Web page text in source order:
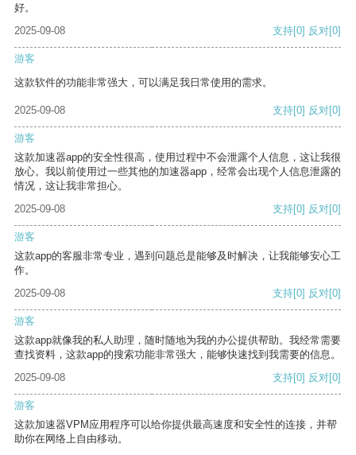
好。
2025-09-08
支持[0] 反对[0]
游客
这款软件的功能非常强大，可以满足我日常使用的需求。
2025-09-08 支持[0] 反对[0]
游客
这款加速器app的安全性很高，使用过程中不会泄露个人信息，这让我很
放心。我以前使用过一些其他的加速器app，经常会出现个人信息泄露的
情况，这让我非常担心。
2025-09-08
支持[0] 反对[0]
游客
这款app的客服非常专业，遇到问题总是能够及时解决，让我能够安心工
作。
2025-09-08
支持[0] 反对[0]
游客
这款app就像我的私人助理，随时随地为我的办公提供帮助。我经常需要
查找资料，这款app的搜索功能非常强大，能够快速找到我需要的信息。
2025-09-08
支持[0] 反对[0]
游客
这款加速器VPM应用程序可以给你提供最高速度和安全性的连接，并帮
助你在网络上自由移动。